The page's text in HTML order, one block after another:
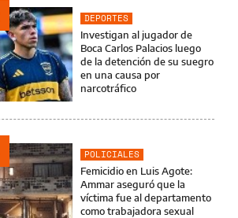
DEPORTES
Investigan al jugador de
Boca Carlos Palacios luego
de la detención de su suegro
en una causa por
narcotráfico
POLICIALES
Femicidio en Luis Agote:
Ammar aseguró que la
víctima fue al departamento
como trabajadora sexual